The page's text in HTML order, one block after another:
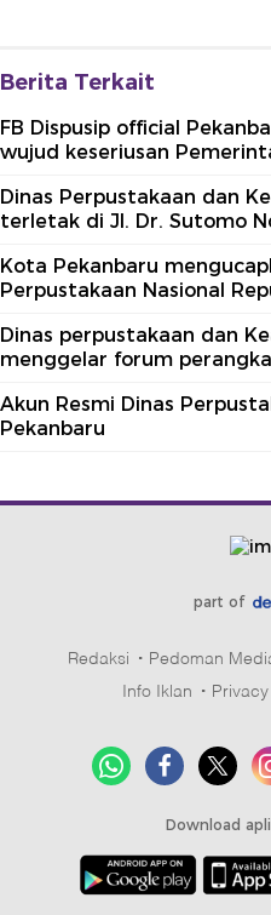
Berita Terkait
FB Dispusip official
wujud keseriusan
Dinas Perpustakaan dan
terletak di Jl. Dr. Sutomo
Kota Pekanbaru
Perpustakaan Nasional
Dinas perpustakaan dan
menggelar forum
Akun Resmi Dinas
Pekanbaru
part of
Redaksi Pedoman
Info Iklan
Download